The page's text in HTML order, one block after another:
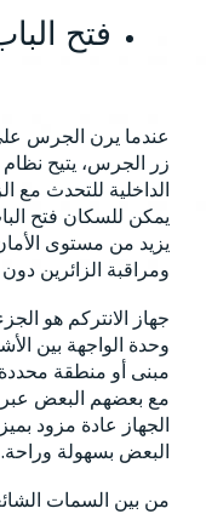
فتح
عندما يرن الجرس
زر الجرس، يتيح نظام
الداخلية للتحدث مع
يمكن للسكان فتح
يزيد من مستوى
ومراقبة الزائرين
جهاز الانتركم هو
وحدة الواجهة بين
مبنى أو منطقة
مع بعضهم البعض
الجهاز عادة مزود
البعض بسهولة وراحة.
من بين السمات